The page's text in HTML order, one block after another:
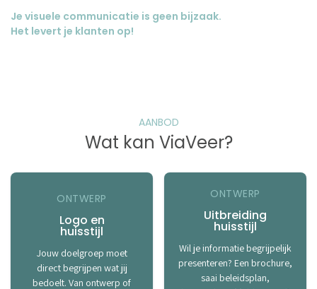
Je visuele communicatie is geen bijzaak.
Het levert je klanten op!
AANBOD
Wat kan ViaVeer?
ONTWERP
Logo en
huisstijl
Jouw doelgroep moet
direct begrijpen wat jij
bedoelt. Van ontwerp of
ONTWERP
Uitbreiding
huisstijl
Wil je informatie begrijpelijk
presenteren? Een brochure,
saai beleidsplan,